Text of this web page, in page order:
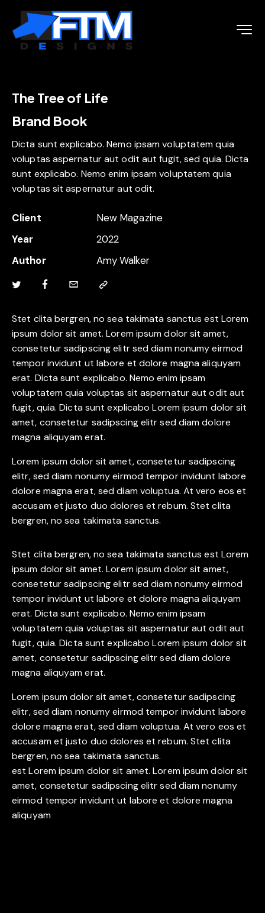
The Tree of Life
Stet clita bergren, no sea takimata sanctus est Lorem
ipsum dolor sit amet. Lorem ipsum dolor sit amet,
consetetur sadipscing elitr sed diam nonumy eirmod
tempor invidunt ut labore et dolore magna aliquyam
erat. Dicta sunt explicabo. Nemo enim ipsam
voluptatem quia voluptas sit aspernatur aut odit aut
fugit, quia. Dicta sunt explicabo Lorem ipsum dolor sit
amet, consetetur sadipscing elitr sed diam dolore
magna aliquyam erat.
Lorem ipsum dolor sit amet, consetetur sadipscing
elitr, sed diam nonumy eirmod tempor invidunt labore
dolore magna erat, sed diam voluptua. At vero eos et
accusam et justo duo dolores et rebum. Stet clita
bergren, no sea takimata sanctus.
Stet clita bergren, no sea takimata sanctus est Lorem
ipsum dolor sit amet. Lorem ipsum dolor sit amet,
consetetur sadipscing elitr sed diam nonumy eirmod
tempor invidunt ut labore et dolore magna aliquyam
erat. Dicta sunt explicabo. Nemo enim ipsam
voluptatem quia voluptas sit aspernatur aut odit aut
fugit, quia. Dicta sunt explicabo Lorem ipsum dolor sit
amet, consetetur sadipscing elitr sed diam dolore
magna aliquyam erat.
Lorem ipsum dolor sit amet, consetetur sadipscing
elitr, sed diam nonumy eirmod tempor invidunt labore
dolore magna erat, sed diam voluptua. At vero eos et
accusam et justo duo dolores et rebum. Stet clita
bergren, no sea takimata sanctus.
est Lorem ipsum dolor sit amet. Lorem ipsum dolor sit
amet, consetetur sadipscing elitr sed diam nonumy
eirmod tempor invidunt ut labore et dolore magna
aliquyam
Brand Book
Dicta sunt explicabo. Nemo ipsam voluptatem quia
voluptas aspernatur aut odit aut fugit, sed quia. Dicta
sunt explicabo. Nemo enim ipsam voluptatem quia
voluptas sit aspernatur aut odit.
Client
New Magazine
Year
2022
Author
Amy Walker